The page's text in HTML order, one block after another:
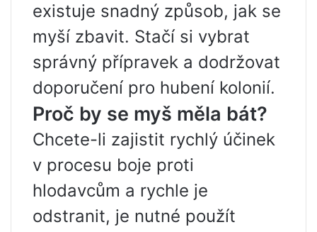
existuje snadný způsob, jak se
myší zbavit. Stačí si vybrat
správný přípravek a dodržovat
doporučení pro hubení kolonií.
Proč by se myš měla bát?
Chcete-li zajistit rychlý účinek
v procesu boje proti
hlodavcům a rychle je
odstranit, je nutné použít